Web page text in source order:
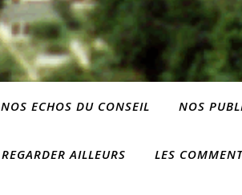
NOS ECHOS DU CONSEIL NOS
REGARDER AILLEURS LES